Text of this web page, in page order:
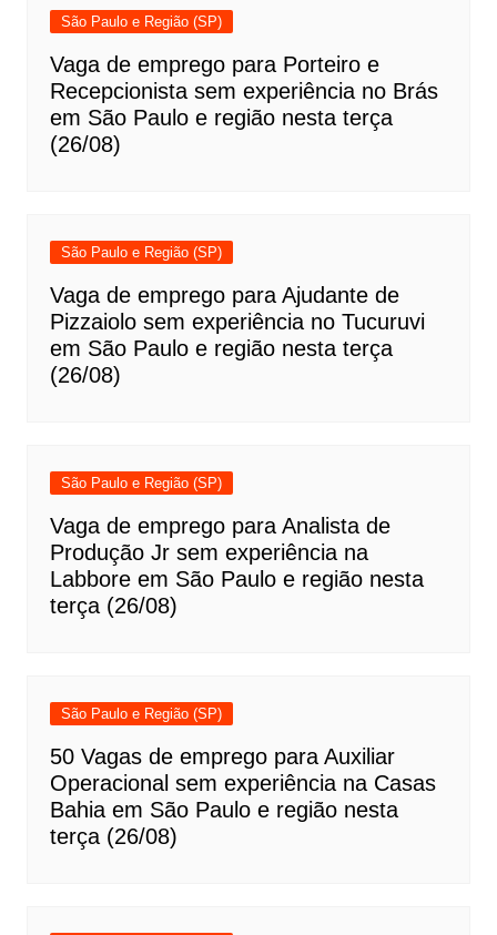
São Paulo e Região (SP)
Vaga de emprego para Porteiro e
Recepcionista sem experiência no Brás
em São Paulo e região nesta terça
(26/08)
São Paulo e Região (SP)
Vaga de emprego para Ajudante de
Pizzaiolo sem experiência no Tucuruvi
em São Paulo e região nesta terça
(26/08)
São Paulo e Região (SP)
Vaga de emprego para Analista de
Produção Jr sem experiência na
Labbore em São Paulo e região nesta
terça (26/08)
São Paulo e Região (SP)
50 Vagas de emprego para Auxiliar
Operacional sem experiência na Casas
Bahia em São Paulo e região nesta
terça (26/08)